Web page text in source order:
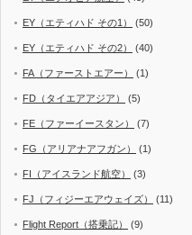
EY（エティハド その1） (50)
EY（エティハド その2） (40)
FA（ファーストエアー） (1)
FD（タイエアアジア） (5)
FE（ファーイースタン） (7)
FG（アリアナアフガン） (1)
FI（アイスランド航空） (3)
FJ（フィジーエアウェイズ） (11)
Flight Report（搭乗記） (9)